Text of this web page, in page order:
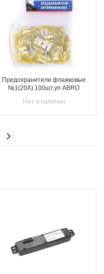
Предохранители флажковые
№1(20А) 100шт.уп ABRO
Нет в наличии